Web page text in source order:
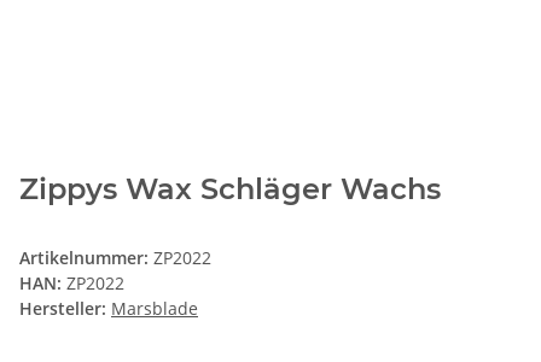
Zippys Wax Schläger Wachs
Artikelnummer: ZP2022
HAN: ZP2022
Hersteller: Marsblade